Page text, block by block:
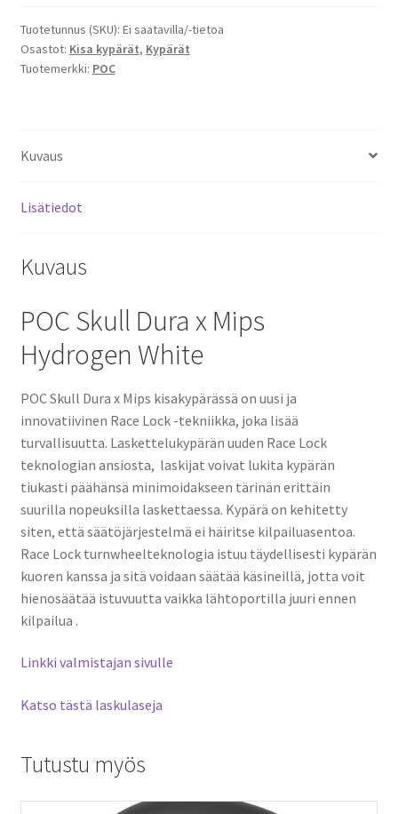
Hydrogen
White
Tuotetunnus (SKU): Ei saatavilla/-tietoa
Osastot: Kisa kypärät, Kypärät
Tuotemerkki: POC
Kuvaus
Lisätiedot
Kuvaus
POC Skull Dura x Mips
Hydrogen White
POC Skull Dura x Mips kisakypärässä on uusi ja
innovatiivinen Race Lock -tekniikka, joka lisää
turvallisuutta. Laskettelukypärän uuden Race Lock
teknologian ansiosta, laskijat voivat lukita kypärän
tiukasti päähänsä minimoidakseen tärinän erittäin
suurilla nopeuksilla laskettaessa. Kypärä on kehitetty
siten, että säätöjärjestelmä ei häiritse kilpailuasentoa.
Race Lock turnwheelteknologia istuu täydellisesti kypärän
kuoren kanssa ja sitä voidaan säätää käsineillä, jotta voit
hienosäätää istuvuutta vaikka lähtoportilla juuri ennen
kilpailua .
Linkki valmistajan sivulle
Katso tästä laskulaseja
Tutustu myös